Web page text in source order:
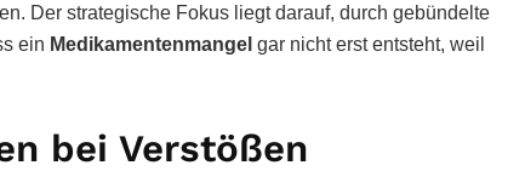
Der strategische Fokus liegt darauf, durch gebündelte
ein Medikamentenmangel gar nicht erst entsteht, weil
bei Verstößen